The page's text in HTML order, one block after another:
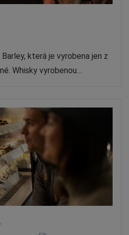
která je vyrobena jen z
Whisky vyrobenou…